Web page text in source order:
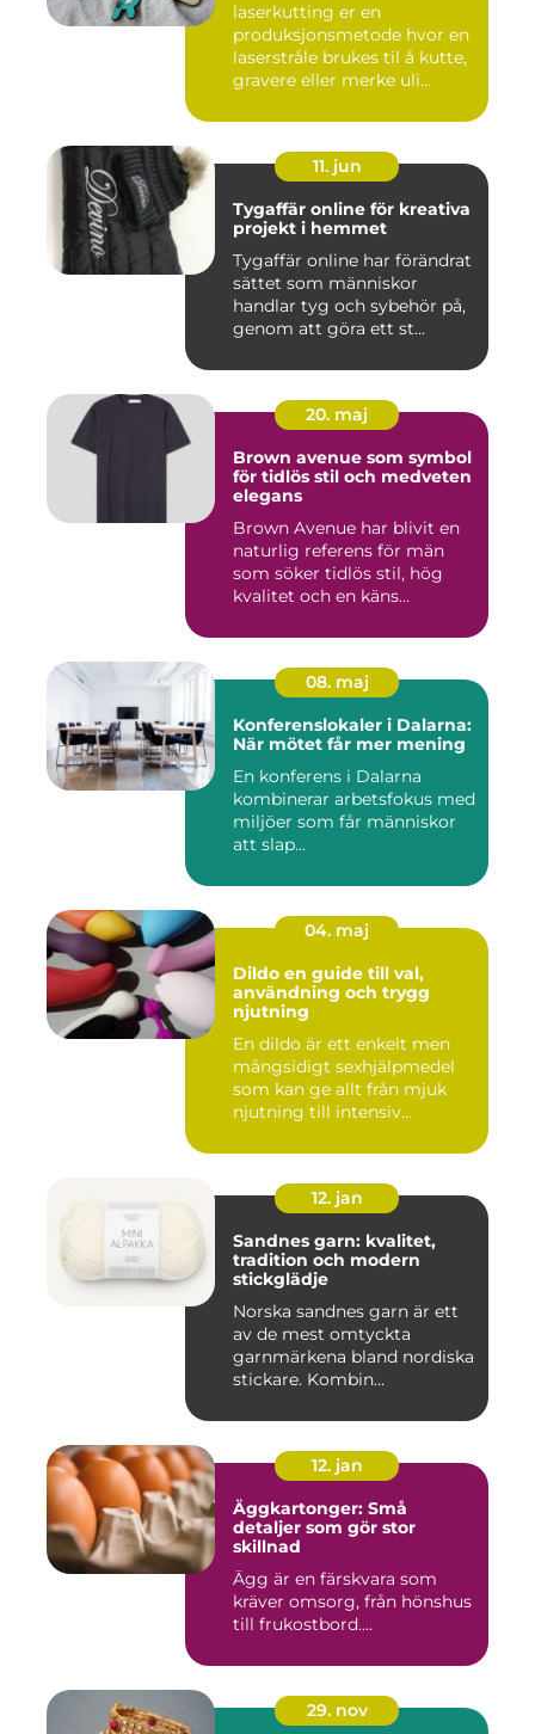
laserkutting er en
produksjonsmetode hvor en
laserstråle brukes til å kutte,
gravere eller merke uli...
11. jun
Tygaffär online för kreativa
projekt i hemmet
Tygaffär online har förändrat
sättet som människor
handlar tyg och sybehör på,
genom att göra ett st...
20. maj
Brown avenue som symbol
för tidlös stil och medveten
elegans
Brown Avenue har blivit en
naturlig referens för män
som söker tidlös stil, hög
kvalitet och en käns...
08. maj
Konferenslokaler i Dalarna:
När mötet får mer mening
En konferens i Dalarna
kombinerar arbetsfokus med
miljöer som får människor
att slap...
04. maj
Dildo en guide till val,
användning och trygg
njutning
En dildo är ett enkelt men
mångsidigt sexhjälpmedel
som kan ge allt från mjuk
njutning till intensiv...
12. jan
Sandnes garn: kvalitet,
tradition och modern
stickglädje
Norska sandnes garn är ett
av de mest omtyckta
garnmärkena bland nordiska
stickare. Kombin...
12. jan
Äggkartonger: Små
detaljer som gör stor
skillnad
Ägg är en färskvara som
kräver omsorg, från hönshus
till frukostbord....
29. nov